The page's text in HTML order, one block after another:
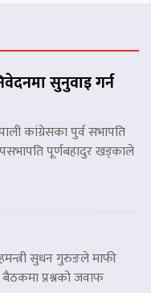
सुनुवाइ गर्न
कांग्रेसका पुर्व सभापति
पूर्णबहादुर खड्काले
सुधन गुरुङले माफी
बैठकमा प्रश्नको जवाफ